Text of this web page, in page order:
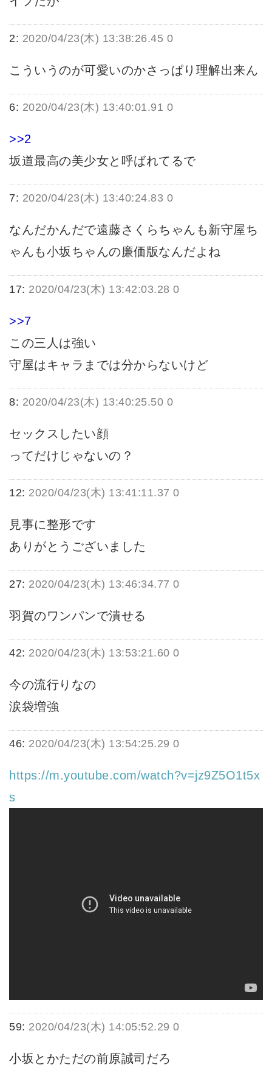
2: 2020/04/23(木) 13:38:26.45 0
こういうのが可愛いのかさっぱり理解出来ん
6: 2020/04/23(木) 13:40:01.91 0
>>2
坂道最高の美少女と呼ばれてるで
7: 2020/04/23(木) 13:40:24.83 0
なんだかんだで遠藤さくらちゃんも新守屋ち
ゃんも小坂ちゃんの廉価版なんだよね
17: 2020/04/23(木) 13:42:03.28 0
>>7
この三人は強い
守屋はキャラまでは分からないけど
8: 2020/04/23(木) 13:40:25.50 0
セックスしたい顔
ってだけじゃないの？
12: 2020/04/23(木) 13:41:11.37 0
見事に整形です
ありがとうございました
27: 2020/04/23(木) 13:46:34.77 0
羽賀のワンパンで潰せる
42: 2020/04/23(木) 13:53:21.60 0
今の流行りなの
涙袋増強
46: 2020/04/23(木) 13:54:25.29 0
https://m.youtube.com/watch?v=jz9Z5O1t5x
s
59: 2020/04/23(木) 14:05:52.29 0
小坂とかただの前原誠司だろ